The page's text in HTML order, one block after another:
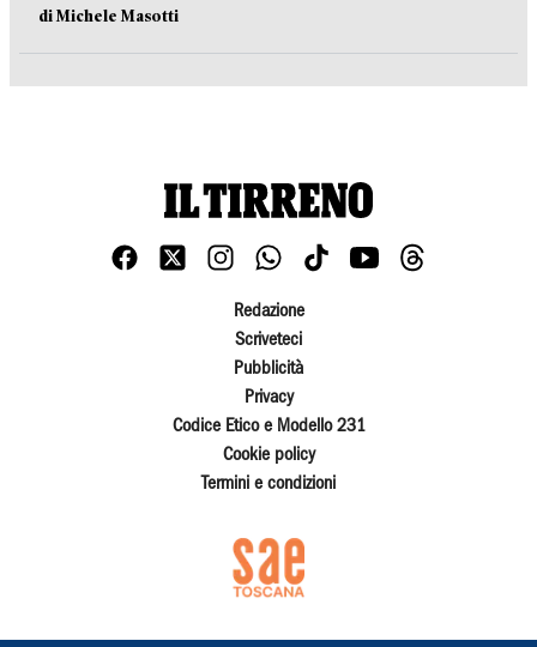
di Michele Masotti
Redazione
Scriveteci
Pubblicità
Privacy
Codice Etico e Modello 231
Cookie policy
Termini e condizioni